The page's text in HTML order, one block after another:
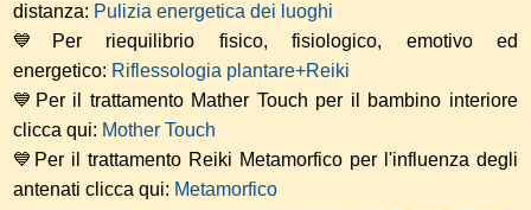
distanza: Pulizia energetica dei luoghi
💙Per riequilibrio fisico, fisiologico, emotivo ed
energetico: Riflessologia plantare+Reiki
💙Per il trattamento Mather Touch per il bambino interiore
clicca qui: Mother Touch
💙Per il trattamento Reiki Metamorfico per l'influenza degli
antenati clicca qui: Metamorfico